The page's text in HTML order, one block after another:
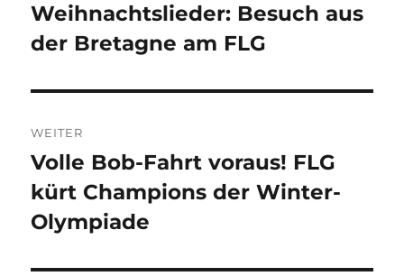
Weihnachtslieder: Besuch aus
der Bretagne am FLG
WEITER
Nächster
Beitrag:
Volle Bob-Fahrt voraus! FLG
kürt Champions der Winter-
Olympiade